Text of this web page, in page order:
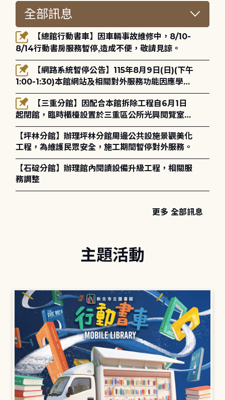
8/14行動書房服務暫停,造成不便，敬請見諒。
1:00-1:30)本館網站及相關對外服務功能因應學術
網路升級更新將暫停服務。
起閉館，臨時櫃檯設置於三重區公所光興閱覽室，
造成不便，敬請見諒。
【坪林分館】辦理坪林分館周邊公共設施景觀美化
工程，為維護民眾安全，施工期間暫停對外服務。
【石碇分館】辦理館內閱讀設備升級工程，相關服
務調整
更多 全部訊息
主題活動